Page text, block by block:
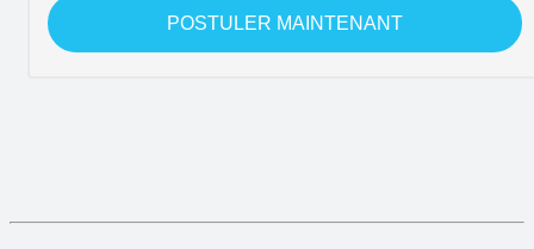
POSTULER MAINTENANT